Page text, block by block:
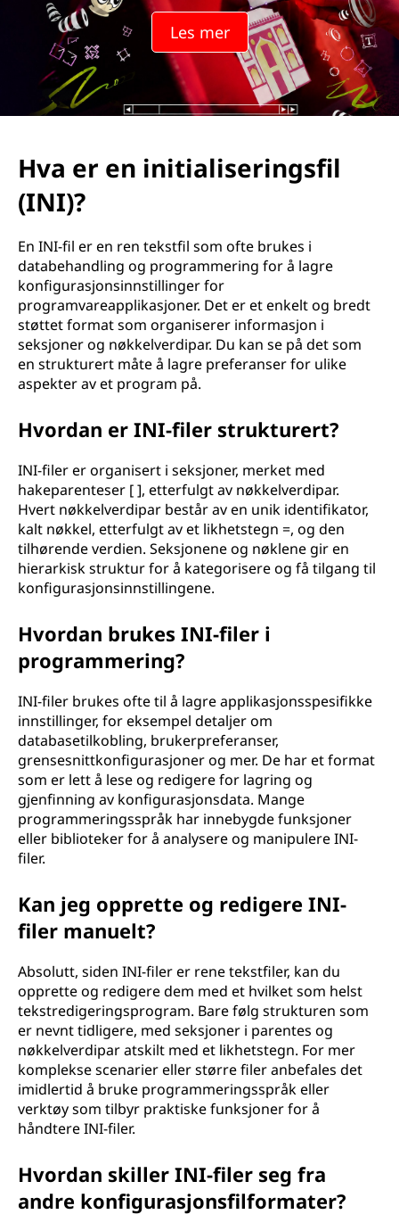
l
n
N
Les mer
Hva er en initialiseringsfil
(INI)?
En INI-fil er en ren tekstfil som ofte brukes i
databehandling og programmering for å lagre
konfigurasjonsinnstillinger for
programvareapplikasjoner. Det er et enkelt og bredt
støttet format som organiserer informasjon i
seksjoner og nøkkelverdipar. Du kan se på det som
en strukturert måte å lagre preferanser for ulike
aspekter av et program på.
Hvordan er INI-filer strukturert?
INI-filer er organisert i seksjoner, merket med
hakeparenteser [ ], etterfulgt av nøkkelverdipar.
Hvert nøkkelverdipar består av en unik identifikator,
kalt nøkkel, etterfulgt av et likhetstegn =, og den
tilhørende verdien. Seksjonene og nøklene gir en
hierarkisk struktur for å kategorisere og få tilgang til
konfigurasjonsinnstillingene.
Hvordan brukes INI-filer i
programmering?
INI-filer brukes ofte til å lagre applikasjonsspesifikke
innstillinger, for eksempel detaljer om
databasetilkobling, brukerpreferanser,
grensesnittkonfigurasjoner og mer. De har et format
som er lett å lese og redigere for lagring og
gjenfinning av konfigurasjonsdata. Mange
programmeringsspråk har innebygde funksjoner
eller biblioteker for å analysere og manipulere INI-
filer.
Kan jeg opprette og redigere INI-
filer manuelt?
Absolutt, siden INI-filer er rene tekstfiler, kan du
opprette og redigere dem med et hvilket som helst
tekstredigeringsprogram. Bare følg strukturen som
er nevnt tidligere, med seksjoner i parentes og
nøkkelverdipar atskilt med et likhetstegn. For mer
komplekse scenarier eller større filer anbefales det
imidlertid å bruke programmeringsspråk eller
verktøy som tilbyr praktiske funksjoner for å
håndtere INI-filer.
Hvordan skiller INI-filer seg fra
andre konfigurasjonsfilformater?